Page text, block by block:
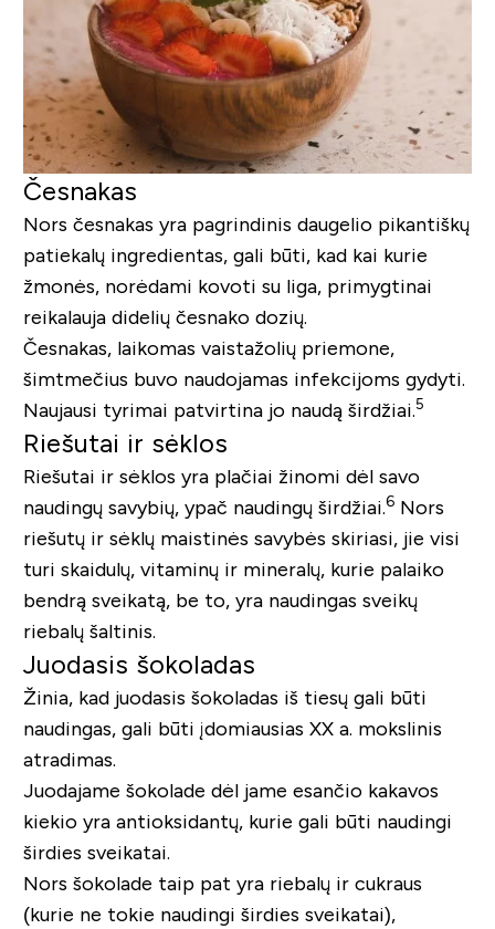
Česnakas
Nors česnakas yra pagrindinis daugelio pikantiškų
patiekalų ingredientas, gali būti, kad kai kurie
žmonės, norėdami kovoti su liga, primygtinai
reikalauja didelių česnako dozių.
Česnakas, laikomas vaistažolių priemone,
šimtmečius buvo naudojamas infekcijoms gydyti.
Naujausi tyrimai patvirtina jo naudą širdžiai.5
Riešutai ir sėklos
Riešutai ir sėklos yra plačiai žinomi dėl savo
naudingų savybių, ypač naudingų širdžiai.6Nors
riešutų ir sėklų maistinės savybės skiriasi, jie visi
turi skaidulų, vitaminų ir mineralų, kurie palaiko
bendrą sveikatą, be to, yra naudingas sveikų
riebalų šaltinis.
Juodasis šokoladas
Žinia, kad juodasis šokoladas iš tiesų gali būti
naudingas, gali būti įdomiausias XX a. mokslinis
atradimas.
Juodajame šokolade dėl jame esančio kakavos
kiekio yra antioksidantų, kurie gali būti naudingi
širdies sveikatai.
Nors šokolade taip pat yra riebalų ir cukraus
(kurie ne tokie naudingi širdies sveikatai),